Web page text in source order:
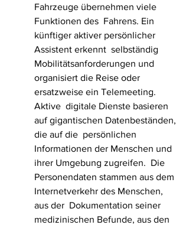
Fahrzeuge übernehmen viele
Funktionen des  Fahrens. Ein
künftiger aktiver persönlicher
Assistent erkennt  selbständig
Mobilitätsanforderungen und
organisiert die Reise oder
ersatzweise ein Telemeeting.
Aktive  digitale Dienste basieren
auf gigantischen Datenbeständen,
die auf die  persönlichen
Informationen der Menschen und
ihrer Umgebung zugreifen.  Die
Personendaten stammen aus dem
Internetverkehr des Menschen,
aus der  Dokumentation seiner
medizinischen Befunde, aus den